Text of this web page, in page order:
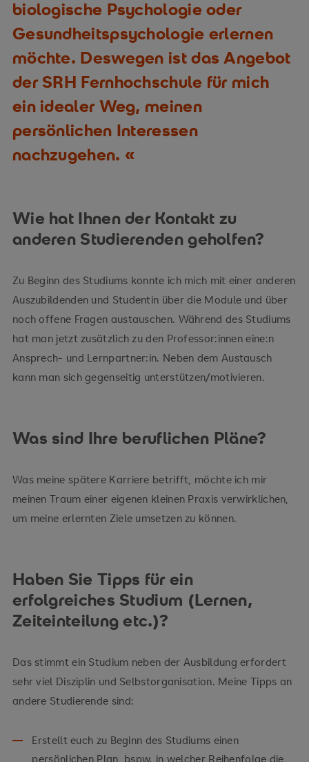
biologische Psychologie oder
Gesundheitspsychologie erlernen
möchte. Deswegen ist das Angebot
der SRH Fernhochschule für mich
ein idealer Weg, meinen
persönlichen Interessen
nachzugehen.
Wie hat Ihnen der Kontakt zu
anderen Studierenden geholfen?
Zu Beginn des Studiums konnte ich mich mit einer anderen
Auszubildenden und Studentin über die Module und über
noch offene Fragen austauschen. Während des Studiums
hat man jetzt zusätzlich zu den Professor:innen eine:n
Ansprech- und Lernpartner:in. Neben dem Austausch
kann man sich gegenseitig unterstützen/motivieren.
Was sind Ihre beruflichen Pläne?
Was meine spätere Karriere betrifft, möchte ich mir
meinen Traum einer eigenen kleinen Praxis verwirklichen,
um meine erlernten Ziele umsetzen zu können.
Haben Sie Tipps für ein
erfolgreiches Studium (Lernen,
Zeiteinteilung etc.)?
Das stimmt ein Studium neben der Ausbildung erfordert
sehr viel Disziplin und Selbstorganisation. Meine Tipps an
andere Studierende sind:
Erstellt euch zu Beginn des Studiums einen
persönlichen Plan, bspw. in welcher Reihenfolge die